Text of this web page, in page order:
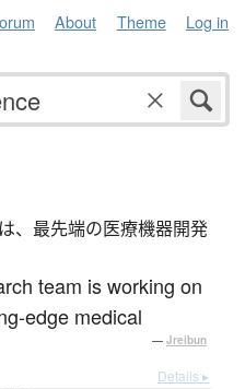
About Theme Log in
、最先端の医療機器開発
team is working on
edge medical
— Jreibun
Details ▸